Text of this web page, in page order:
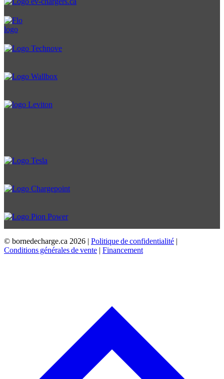
© bornedecharge.ca 2026 | Politique de confidentialité |
Conditions générales de vente | Financement